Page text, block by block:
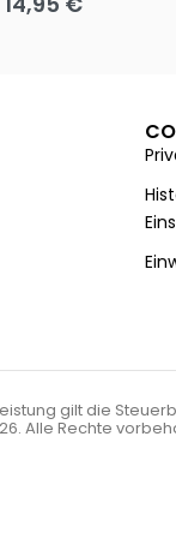
gilt die
Alle Rechte